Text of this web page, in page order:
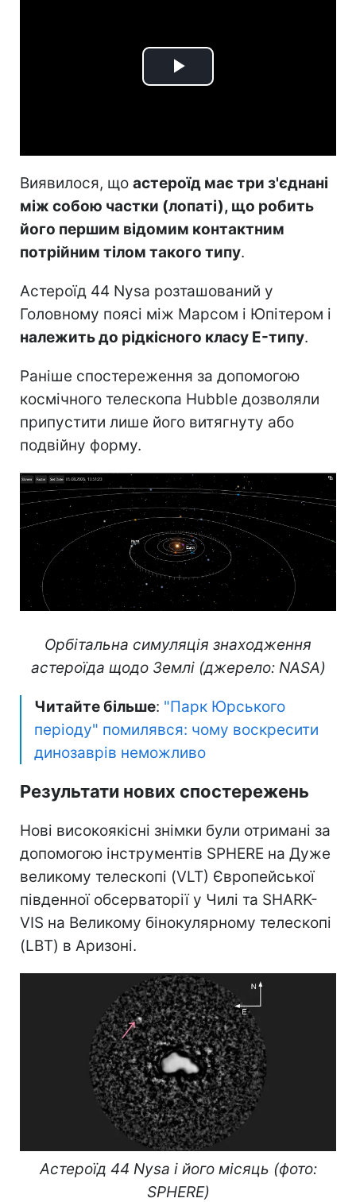
Play
Виявилося, що астероїд має три з'єднані
між собою частки (лопаті), що робить
його першим відомим контактним
потрійним тілом такого типу.
Астероїд 44 Nysa розташований у
Головному поясі між Марсом і Юпітером і
належить до рідкісного класу E-типу.
Раніше спостереження за допомогою
космічного телескопа Hubble дозволяли
припустити лише його витягнуту або
подвійну форму.
Орбітальна симуляція знаходження
астероїда щодо Землі (джерело: NASA)
Читайте більше: "Парк Юрського
періоду" помилявся: чому воскресити
динозаврів неможливо
Результати нових спостережень
Нові високоякісні знімки були отримані за
допомогою інструментів SPHERE на Дуже
великому телескопі (VLT) Європейської
південної обсерваторії у Чилі та SHARK-
VIS на Великому бінокулярному телескопі
(LBT) в Аризоні.
Астероїд 44 Nysa і його місяць (фото:
SPHERE)